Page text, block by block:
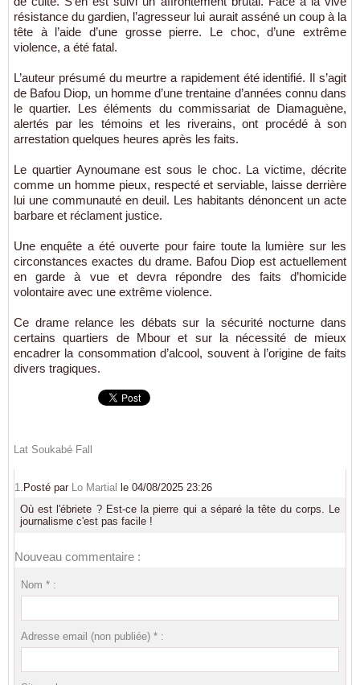
résistance du gardien, l’agresseur lui aurait asséné un coup à la
tête à l’aide d’une grosse pierre. Le choc, d’une extrême
violence, a été fatal.
L’auteur présumé du meurtre a rapidement été identifié. Il s’agit
de Bafou Diop, un homme d’une trentaine d’années connu dans
le quartier. Les éléments du commissariat de Diamaguène,
alertés par les témoins et les riverains, ont procédé à son
arrestation quelques heures après les faits.
Le quartier Aynoumane est sous le choc. La victime, décrite
comme un homme pieux, respecté et serviable, laisse derrière
lui une communauté en deuil. Les habitants dénoncent un acte
barbare et réclament justice.
Une enquête a été ouverte pour faire toute la lumière sur les
circonstances exactes du drame. Bafou Diop est actuellement
en garde à vue et devra répondre des faits d’homicide
volontaire avec une extrême violence.
Ce drame relance les débats sur la sécurité nocturne dans
certains quartiers de Mbour et sur la nécessité de mieux
encadrer la consommation d’alcool, souvent à l’origine de faits
divers tragiques.
Lat Soukabé Fall
1. Posté par Lo Martial
le 04/08/2025 23:26
Où est l'ébriete ? Est-ce la pierre qui a séparé la tête du corps. Le
journalisme c'est pas facile !
Nouveau commentaire :
Nom * :
Adresse email (non publiée) * :